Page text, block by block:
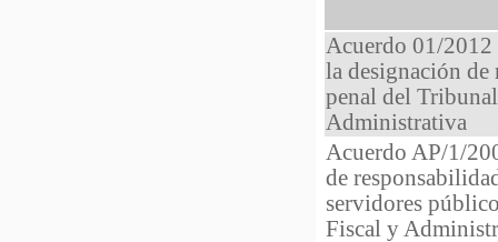
Acuerdo 01/2012
la designación de
penal del
Administrativa
Acuerdo AP/1/
de
servidores
Fiscal y